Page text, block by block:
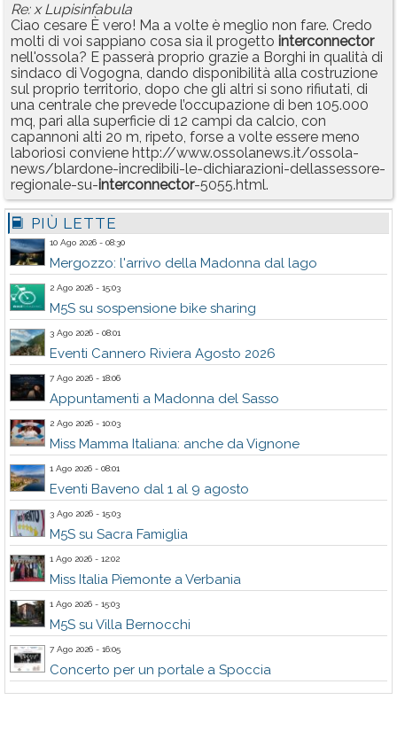
Re: x Lupisinfabula
Ciao cesare È vero! Ma a volte è meglio non fare. Credo
molti di voi sappiano cosa sia il progetto interconnector
nell'ossola? E passerà proprio grazie a Borghi in qualità di
sindaco di Vogogna, dando disponibilità alla costruzione
sul proprio territorio, dopo che gli altri si sono rifiutati, di
una centrale che prevede l’occupazione di ben 105.000
mq, pari alla superficie di 12 campi da calcio, con
capannoni alti 20 m, ripeto, forse a volte essere meno
laboriosi conviene http://www.ossolanews.it/ossola-
news/blardone-incredibili-le-dichiarazioni-dellassessore-
regionale-su-interconnector-5055.html.
PIÙ LETTE
10 Ago 2026 - 08:30
Mergozzo: l'arrivo della Madonna dal lago
2 Ago 2026 - 15:03
M5S su sospensione bike sharing
3 Ago 2026 - 08:01
Eventi Cannero Riviera Agosto 2026
7 Ago 2026 - 18:06
Appuntamenti a Madonna del Sasso
2 Ago 2026 - 10:03
Miss Mamma Italiana: anche da Vignone
1 Ago 2026 - 08:01
Eventi Baveno dal 1 al 9 agosto
3 Ago 2026 - 15:03
M5S su Sacra Famiglia
1 Ago 2026 - 12:02
Miss Italia Piemonte a Verbania
1 Ago 2026 - 15:03
M5S su Villa Bernocchi
7 Ago 2026 - 16:05
Concerto per un portale a Spoccia